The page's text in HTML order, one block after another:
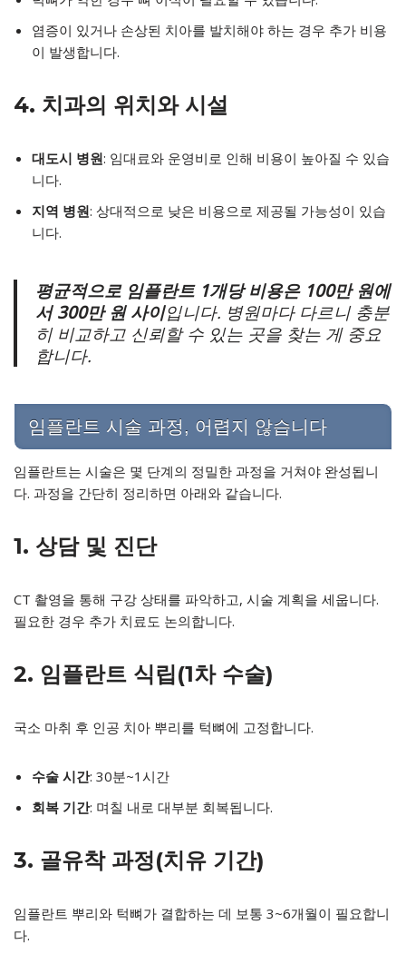
염증이 있거나 손상된 치아를 발치해야 하는 경우 추가 비용
이 발생합니다.
4. 치과의 위치와 시설
대도시 병원: 임대료와 운영비로 인해 비용이 높아질 수 있습
니다.
지역 병원: 상대적으로 낮은 비용으로 제공될 가능성이 있습
니다.
평균적으로 임플란트 1개당 비용은 100만 원에
서 300만 원 사이입니다. 병원마다 다르니 충분
히 비교하고 신뢰할 수 있는 곳을 찾는 게 중요
합니다.
임플란트 시술 과정, 어렵지 않습니다
임플란트는 시술은 몇 단계의 정밀한 과정을 거쳐야 완성됩니
다. 과정을 간단히 정리하면 아래와 같습니다.
1. 상담 및 진단
CT 촬영을 통해 구강 상태를 파악하고, 시술 계획을 세웁니다.
필요한 경우 추가 치료도 논의합니다.
2. 임플란트 식립(1차 수술)
국소 마취 후 인공 치아 뿌리를 턱뼈에 고정합니다.
수술 시간: 30분~1시간
회복 기간: 며칠 내로 대부분 회복됩니다.
3. 골유착 과정(치유 기간)
임플란트 뿌리와 턱뼈가 결합하는 데 보통 3~6개월이 필요합니
다.